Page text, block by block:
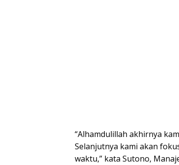
“Alhamdulillah akhirnya
Selanjutnya kami akan
waktu,” kata Sutono,